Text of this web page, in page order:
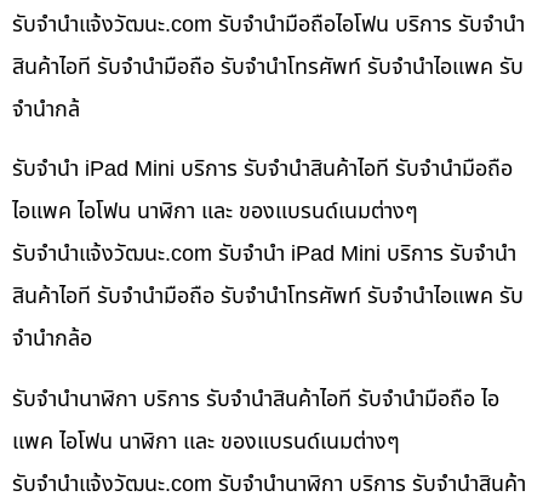
รับจํานําแจ้งวัฒนะ.com รับจำนำมือถือไอโฟน บริการ รับจำนำ
สินค้าไอที รับจำนำมือถือ รับจำนำโทรศัพท์ รับจำนำไอแพค รับ
จำนำกล้
รับจำนำ iPad Mini บริการ รับจำนำสินค้าไอที รับจำนำมือถือ
ไอแพค ไอโฟน นาฬิกา และ ของแบรนด์เนมต่างๆ
รับจํานําแจ้งวัฒนะ.com รับจำนำ iPad Mini บริการ รับจำนำ
สินค้าไอที รับจำนำมือถือ รับจำนำโทรศัพท์ รับจำนำไอแพค รับ
จำนำกล้อ
รับจำนำนาฬิกา บริการ รับจำนำสินค้าไอที รับจำนำมือถือ ไอ
แพค ไอโฟน นาฬิกา และ ของแบรนด์เนมต่างๆ
รับจํานําแจ้งวัฒนะ.com รับจำนำนาฬิกา บริการ รับจำนำสินค้า